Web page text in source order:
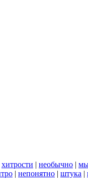
хитрости | необычно |
| непонятно | штука |